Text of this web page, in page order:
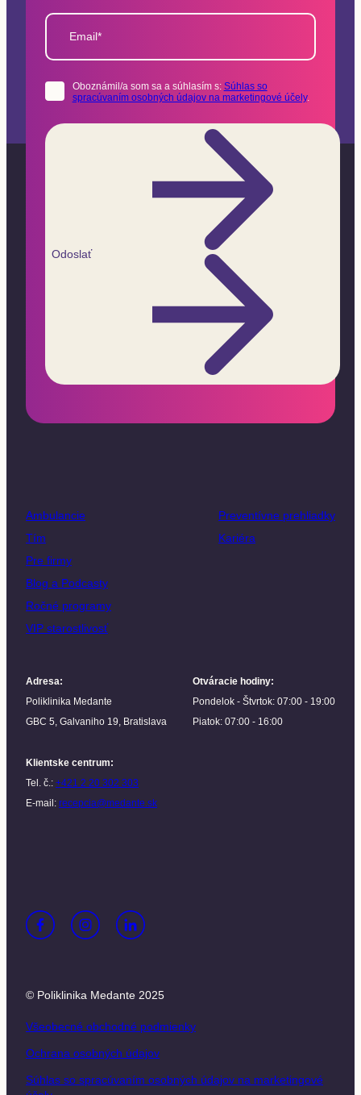
Email*
Oboznámil/a som sa a súhlasím s: Súhlas so
spracúvaním osobných údajov na marketingové účely.
Odoslať
Ambulancie
Tím
Pre firmy
Blog a Podcasty
Ročné programy
VIP starostlivosť
Preventívne prehliadky
Kariéra
Adresa:
Poliklinika Medante
GBC 5, Galvaniho 19, Bratislava
Otváracie hodiny:
Pondelok - Štvrtok: 07:00 - 19:00
Piatok: 07:00 - 16:00
Klientske centrum:
Tel. č.: +421 2 20 302 303
E-mail: recepcia@medante.sk
© Poliklinika Medante 2025
Všeobecné obchodné podmienky
Ochrana osobných údajov
Súhlas so spracúvaním osobných údajov na marketingové